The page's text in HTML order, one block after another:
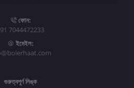
ফোন:
7044472233
ইমেইল:
গুরুত্বপূর্ণ লিঙ্ক